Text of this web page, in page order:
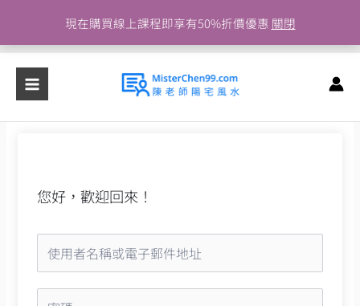
現在購買線上課程即享有50%折價優惠 關閉
主
容
您好，歡迎回來！